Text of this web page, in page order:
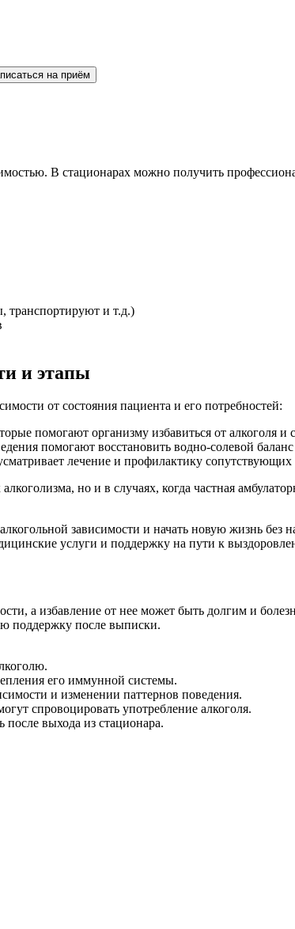
на приём
В стационарах можно получить
транспортируют и т.д.)
и этапы
от состояния пациента и его потребностей:
помогают организму избавиться от алкоголя и
помогают восстановить водно-солевой
лечение и профилактику
но и в случаях, когда частная
зависимости и начать новую жизнь без
услуги и поддержку на пути к
а избавление от нее может быть долгим и
поддержку после выписки.
его иммунной системы.
и изменении паттернов поведения.
спровоцировать употребление алкоголя.
выхода из стационара.